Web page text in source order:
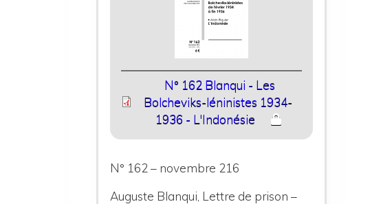
N° 162 Blanqui - Les
Bolcheviks-léninistes 1934-
1936 - L'Indonésie
N° 162 – novembre 216
Auguste Blanqui, Lettre de prison –